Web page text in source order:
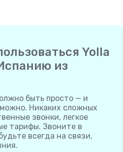
Yolla
из
быть просто — и
Никаких сложных
звонки, легкое
тарифы. Звоните в
всегда на связи,